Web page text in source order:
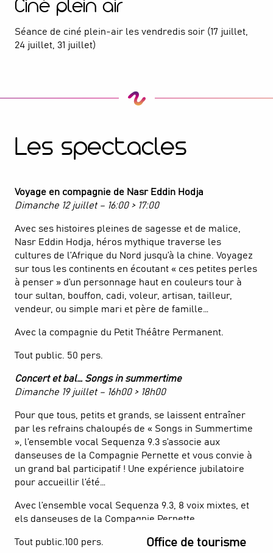
Office de tourisme
Ciné plein air
Séance de ciné plein-air les vendredis soir (17 juillet,
24 juillet, 31 juillet)
Les spectacles
Voyage en compagnie de Nasr Eddin Hodja
Dimanche 12 juillet – 16:00 > 17:00
Avec ses histoires pleines de sagesse et de malice,
Nasr Eddin Hodja, héros mythique traverse les
cultures de l’Afrique du Nord jusqu’à la chine. Voyagez
sur tous les continents en écoutant « ces petites perles
à penser » d’un personnage haut en couleurs tour à
tour sultan, bouffon, cadi, voleur, artisan, tailleur,
vendeur, ou simple mari et père de famille…
Avec la compagnie du Petit Théâtre Permanent.
Tout public. 50 pers.
Concert et bal… Songs in summertime
Dimanche 19 juillet – 16h00 > 18h00
Pour que tous, petits et grands, se laissent entraîner
par les refrains chaloupés de « Songs in Summertime
», l’ensemble vocal Sequenza 9.3 s’associe aux
danseuses de la Compagnie Pernette et vous convie à
un grand bal participatif ! Une expérience jubilatoire
pour accueillir l’été…
Avec l’ensemble vocal Sequenza 9.3, 8 voix mixtes, et
els danseuses de la Compagnie Pernette.
Tout public.100 pers.